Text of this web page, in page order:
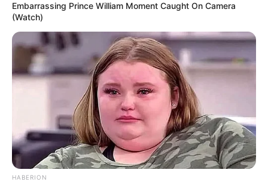
Embarrassing Prince William Moment Caught On Camera
(Watch)
HABERION